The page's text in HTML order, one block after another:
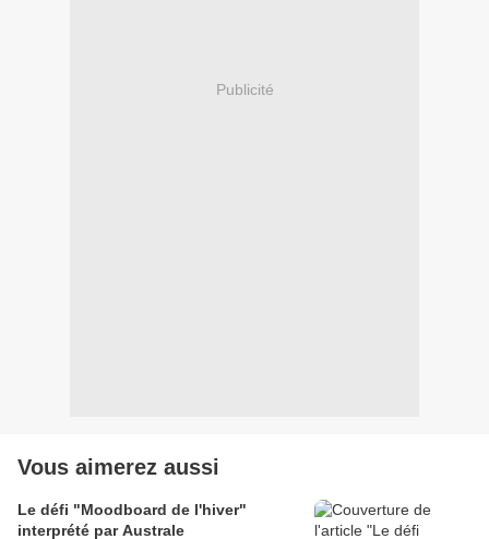
Publicité
Vous aimerez aussi
Le défi "Moodboard de l'hiver"
interprété par Australe